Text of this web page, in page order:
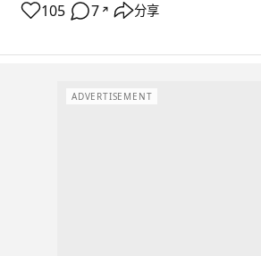
105 7 ↗ 分享
ADVERTISEMENT